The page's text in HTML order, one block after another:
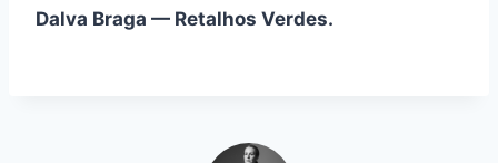
Dalva Braga — Retalhos Verdes.